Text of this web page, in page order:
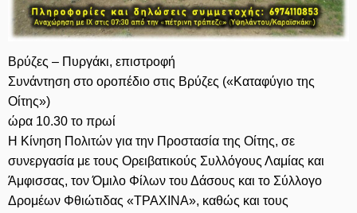
Βρύζες – Πυργάκι, επιστροφή
Συνάντηση στο οροπέδιο στις Βρύζες («Καταφύγιο της
Οίτης»)
ώρα 10.30 το πρωί
Η Κίνηση Πολιτών για την Προστασία της Οίτης, σε
συνεργασία με τους Ορειβατικούς Συλλόγους Λαμίας και
Άμφισσας, τον Όμιλο Φίλων του Δάσους και το Σύλλογο
Δρομέων Φθιώτιδας «ΤΡΑΧΙΝΑ», καθώς και τους